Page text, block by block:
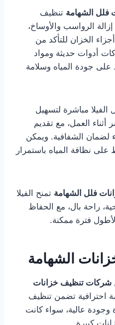
فلل الشهامة تنظيف
الرواسب والأوساخ،
الخزان للتأكد من
أدوات حديثة ومواد
جودة المياه وسلامة
مباشرة لتسهيل
أثناء العمل، مع تقديم
لضمان الشفافية. ويمكن
نظافة المياه باستمرار
فلل الشهامة تمنح الفيلا
راحة بال، مع الحفاظ
فترة ممكنة.
الشهامة
شركات تنظيف خزانات
احترافية تضمن تنظيف
وجودة عالية، سواء كانت
كبيرة.